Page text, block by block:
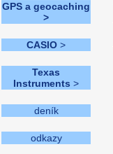
GPS a geocaching
>
CASIO >
Texas
Instruments >
deník
odkazy